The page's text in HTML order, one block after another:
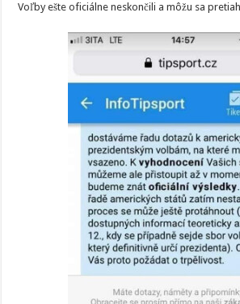
Voľby ešte oficiálne neskončili a môžu sa